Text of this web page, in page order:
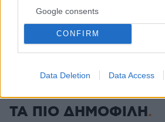
Google consents
CONFIRM
Data Deletion Data Access
Οι ωραιότερες παραλίες της Πάρου
πριν 38 λεπτά
ΤΑ ΠΙΟ ΔΗΜΟΦΙΛΗ